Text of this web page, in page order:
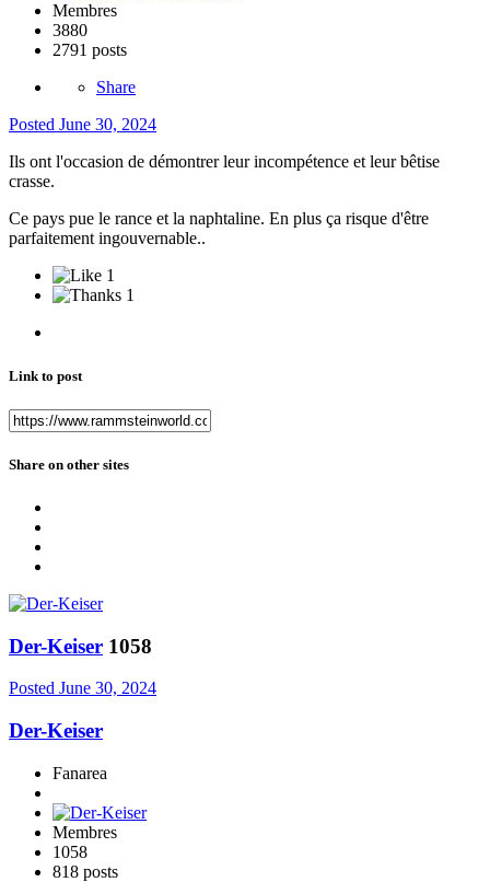
Membres
3880
2791 posts
Share
Posted June 30, 2024
Ils ont l'occasion de démontrer leur incompétence et leur bêtise
crasse.
Ce pays pue le rance et la naphtaline. En plus ça risque d'être
parfaitement ingouvernable..
1
1
Link to post
Share on other sites
Der-Keiser 1058
Posted June 30, 2024
Der-Keiser
Fanarea
Membres
1058
818 posts